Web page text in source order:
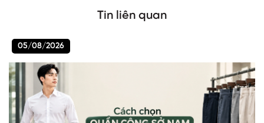
Tin liên quan
05/08/2026